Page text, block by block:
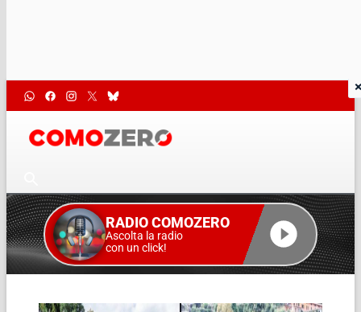
RADIO COMOZERO
Ascolta la radio
con un click!